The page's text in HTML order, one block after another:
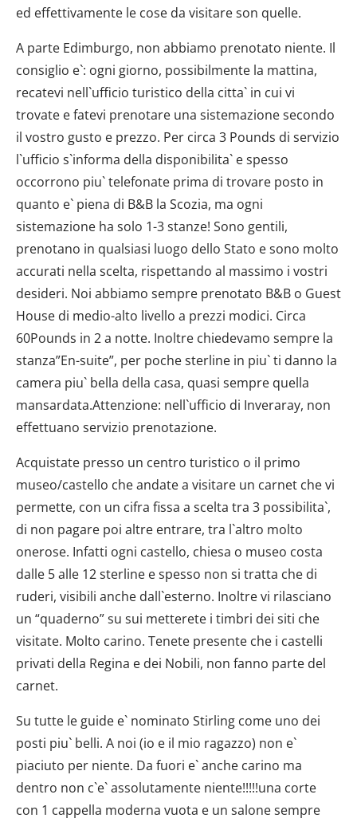
ed effettivamente le cose da visitare son quelle.
A parte Edimburgo, non abbiamo prenotato niente. Il
consiglio e`: ogni giorno, possibilmente la mattina,
recatevi nell`ufficio turistico della citta` in cui vi
trovate e fatevi prenotare una sistemazione secondo
il vostro gusto e prezzo. Per circa 3 Pounds di servizio
l`ufficio s`informa della disponibilita` e spesso
occorrono piu` telefonate prima di trovare posto in
quanto e` piena di B&B la Scozia, ma ogni
sistemazione ha solo 1-3 stanze! Sono gentili,
prenotano in qualsiasi luogo dello Stato e sono molto
accurati nella scelta, rispettando al massimo i vostri
desideri. Noi abbiamo sempre prenotato B&B o Guest
House di medio-alto livello a prezzi modici. Circa
60Pounds in 2 a notte. Inoltre chiedevamo sempre la
stanza”En-suite”, per poche sterline in piu` ti danno la
camera piu` bella della casa, quasi sempre quella
mansardata.Attenzione: nell`ufficio di Inveraray, non
effettuano servizio prenotazione.
Acquistate presso un centro turistico o il primo
museo/castello che andate a visitare un carnet che vi
permette, con un cifra fissa a scelta tra 3 possibilita`,
di non pagare poi altre entrare, tra l`altro molto
onerose. Infatti ogni castello, chiesa o museo costa
dalle 5 alle 12 sterline e spesso non si tratta che di
ruderi, visibili anche dall`esterno. Inoltre vi rilasciano
un “quaderno” su sui metterete i timbri dei siti che
visitate. Molto carino. Tenete presente che i castelli
privati della Regina e dei Nobili, non fanno parte del
carnet.
Su tutte le guide e` nominato Stirling come uno dei
posti piu` belli. A noi (io e il mio ragazzo) non e`
piaciuto per niente. Da fuori e` anche carino ma
dentro non c`e` assolutamente niente!!!!!una corte
con 1 cappella moderna vuota e un salone sempre